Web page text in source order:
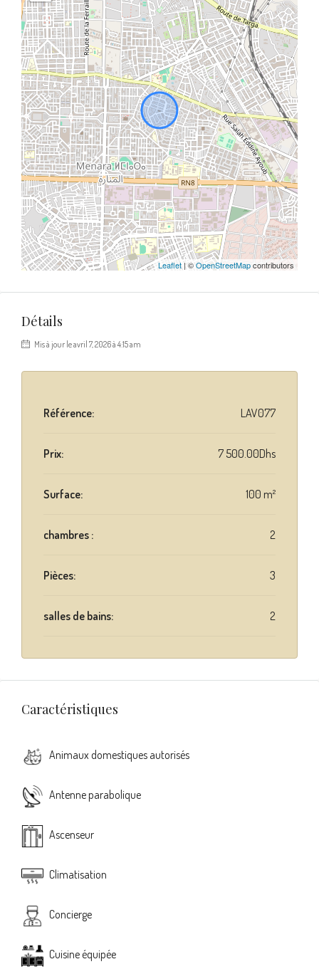
Leaflet| ©OpenStreetMapcontributors
Détails
Mis à jour le avril 7, 2026 à 4:15 am
Référence: LAV077
Prix: 7 500.00Dhs
Surface: 100 m²
chambres : 2
Pièces: 3
salles de bains: 2
Caractéristiques
Animaux domestiques autorisés
Antenne parabolique
Ascenseur
Climatisation
Concierge
Cuisine équipée